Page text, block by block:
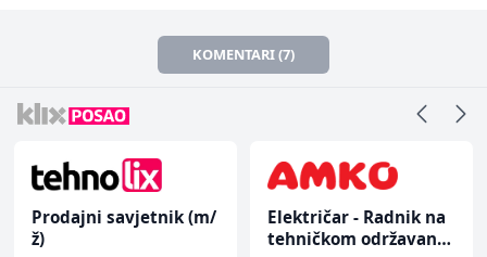
KOMENTARI (7)
Prodajni savjetnik (m/
ž)
Električar - Radnik na
tehničkom održavanju